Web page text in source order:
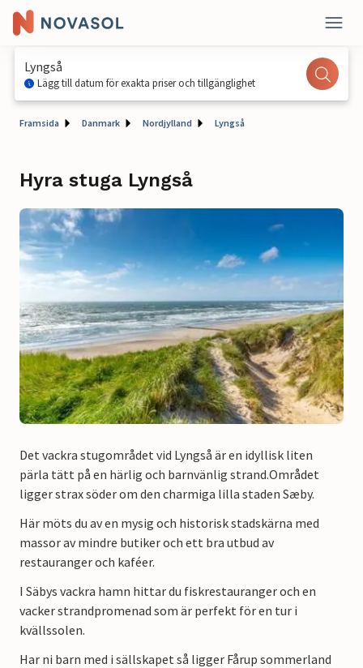
Lyngså
Lägg till datum för exakta priser och tillgänglighet
Framsida Danmark Nordjylland Lyngså
Hyra stuga Lyngså
Det vackra stugområdet vid Lyngså är en idyllisk liten
pärla tätt på en härlig och barnvänlig strand.Området
ligger strax söder om den charmiga lilla staden Sæby.
Här möts du av en mysig och historisk stadskärna med
massor av mindre butiker och ett bra utbud av
restauranger och kaféer.
I Säbys vackra hamn hittar du fiskrestauranger och en
vacker strandpromenad som är perfekt för en tur i
kvällssolen.
Har ni barn med i sällskapet så ligger Fårup sommerland